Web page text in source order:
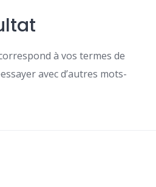
à vos termes de
avec d’autres mots-